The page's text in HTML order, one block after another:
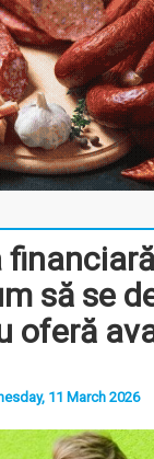
să se
oferă
11 March 2026